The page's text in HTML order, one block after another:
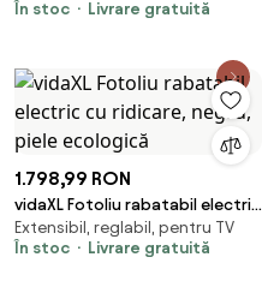
În stoc Livrare gratuită
1.798,99 RON
vidaXL Fotoliu rabatabil electric
cu ridicare, negru, piele
ecologică
Extensibil, reglabil, pentru TV
În stoc
Livrare gratuită